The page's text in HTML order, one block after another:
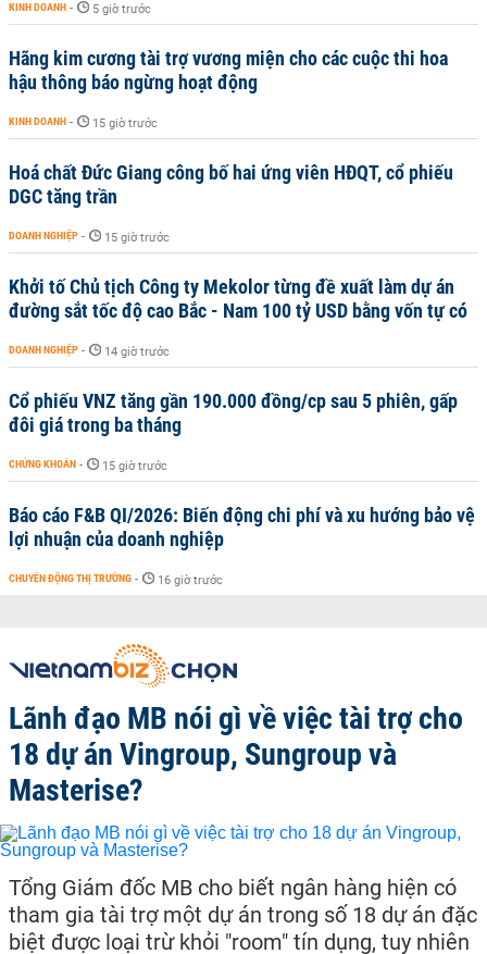
KINH DOANH - 5 giờ trước
Hãng kim cương tài trợ vương miện cho các cuộc thi hoa
hậu thông báo ngừng hoạt động
KINH DOANH - 15 giờ trước
Hoá chất Đức Giang công bố hai ứng viên HĐQT, cổ phiếu
DGC tăng trần
DOANH NGHIỆP - 15 giờ trước
Khởi tố Chủ tịch Công ty Mekolor từng đề xuất làm dự án
đường sắt tốc độ cao Bắc - Nam 100 tỷ USD bằng vốn tự có
DOANH NGHIỆP - 14 giờ trước
Cổ phiếu VNZ tăng gần 190.000 đồng/cp sau 5 phiên, gấp
đôi giá trong ba tháng
CHỨNG KHOÁN - 15 giờ trước
Báo cáo F&B QI/2026: Biến động chi phí và xu hướng bảo vệ
lợi nhuận của doanh nghiệp
CHUYỂN ĐỘNG THỊ TRƯỜNG - 16 giờ trước
Lãnh đạo MB nói gì về việc tài trợ cho
18 dự án Vingroup, Sungroup và
Masterise?
Tổng Giám đốc MB cho biết ngân hàng hiện có
tham gia tài trợ một dự án trong số 18 dự án đặc
biệt được loại trừ khỏi "room" tín dụng, tuy nhiên